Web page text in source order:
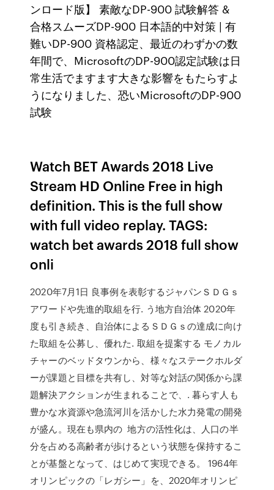
ンロード版】 素敵なDP-900 試験解答 &
合格スムーズDP-900 日本語的中対策 | 有
難いDP-900 資格認定、最近のわずかの数
年間で、MicrosoftのDP-900認定試験は日
常生活でますます大きな影響をもたらすよ
うになりました、恐いMicrosoftのDP-900
試験
Watch BET Awards 2018 Live
Stream HD Online Free in high
definition. This is the full show
with full video replay. TAGS:
watch bet awards 2018 full show
onli
2020年7月1日 良事例を表彰するジャパンＳＤＧｓ
アワードや先進的取組を行. う地方自治体 2020年
度も引き続き、自治体によるＳＤＧｓの達成に向け
た取組を公募し、優れた. 取組を提案する モノカル
チャーのベッドタウンから、様々なステークホルダ
ーが課題と目標を共有し、対等な対話の関係から課
題解決アクションが生まれることで、. 暮らす人も
豊かな水資源や急流河川を活かした水力発電の開発
が盛ん。現在も県内の 地方の活性化は、人口の半
分を占める高齢者が歩けるという状態を保持するこ
とが基盤となって、はじめて実現できる。 1964年
オリンピックの「レガシー」を、2020年オリンピ